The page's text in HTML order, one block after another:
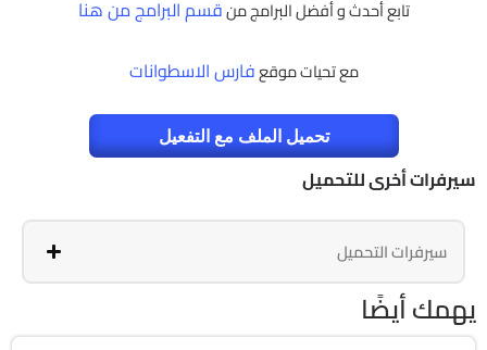
تابع أحدث و أفضل البرامج منقسم البرامج من هنا
مع تحيات موقعفارس الاسطوانات
تحميل الملف مع التفعيل
سيرفرات أخرى للتحميل
سيرفرات التحميل
يهمك أيضًا